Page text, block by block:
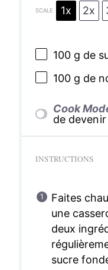
SCALE 1x 2x
100 g de
100 g de
Cook
de
INSTRUCTIONS
Faites
une
deux
sucre